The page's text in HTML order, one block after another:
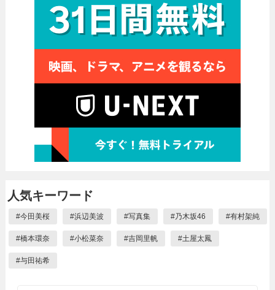
人気キーワード
#今田美桜 #浜辺美波 #写真集 #乃木坂46 #有村架純
#橋本環奈 #小松菜奈 #吉岡里帆 #土屋太鳳
#与田祐希